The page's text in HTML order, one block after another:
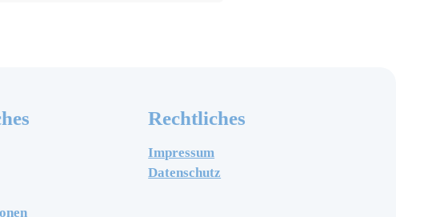
Rechtliches
Impressum
Datenschutz